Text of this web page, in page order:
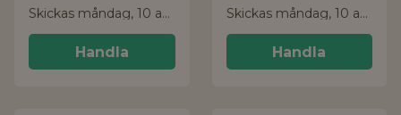
Skickas måndag, 10 aug.
Handla
Skickas måndag, 10 aug.
Handla